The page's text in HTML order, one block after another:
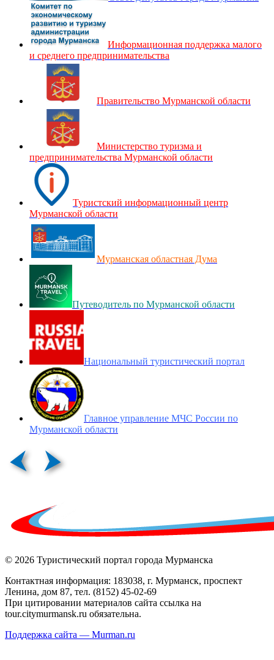
Информационная поддержка малого
и среднего предпринимательства
Правительство Мурманской области
Министерство туризма и
предпринимательства Мурманской области
Туристский информационный центр
Мурманской области
Мурманская областная Дума
Путеводитель по Мурманской области
Национальный туристический портал
Главное управление МЧС России по
Мурманской области
© 2026 Туристический портал города Мурманска
Контактная информация: 183038, г. Мурманск, проспект
Ленина, дом 87, тел. (8152) 45-02-69
При цитировании материалов сайта ссылка на
tour.citymurmansk.ru обязательна.
Поддержка сайта — Murman.ru